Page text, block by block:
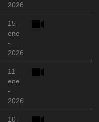
2026
15 -
ene
-
2026
11 -
ene
-
2026
10 -